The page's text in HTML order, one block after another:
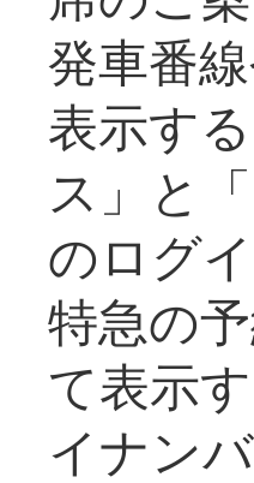
発車番
表示す
ス」と
のログ
特急の
て表示
イナン